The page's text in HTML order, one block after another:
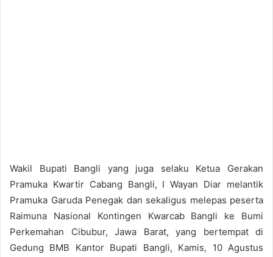
Wakil Bupati Bangli yang juga selaku Ketua Gerakan
Pramuka Kwartir Cabang Bangli, I Wayan Diar melantik
Pramuka Garuda Penegak dan sekaligus melepas peserta
Raimuna Nasional Kontingen Kwarcab Bangli ke Bumi
Perkemahan Cibubur, Jawa Barat, yang bertempat di
Gedung BMB Kantor Bupati Bangli, Kamis, 10 Agustus